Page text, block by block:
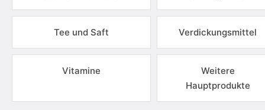
Tee und Saft Verdickungsmittel
Vitamine
Weitere
Hauptprodukte